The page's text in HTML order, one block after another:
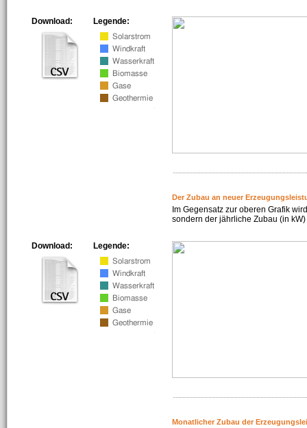
Legende:
Download:
Der Zubau an neuer
Im Gegensatz zur oberen Grafik
sondern der jährliche Zubau (in
Legende:
Download:
Monatlicher Zubau der